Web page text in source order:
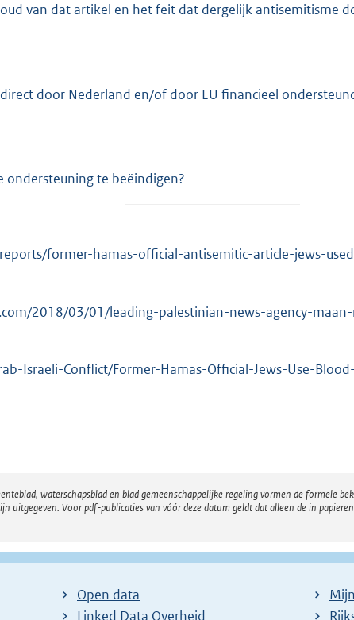
:
b
van dat artikel en het feit dat dergelijk antisemitisme
door Nederland en/of door EU financieel
ondersteuning te beëindigen?
former-hamas-official-antisemitic-article-jews-
2018/03/01/leading-palestinian-news-agency-
Israeli-Conflict/Former-Hamas-Official-Jews-Use-
waterschapsblad en blad gemeenschappelijke regeling vormen de formele
Voor pdf-publicaties van vóór deze datum geldt dat alleen de in
Open data
Linked Data Overheid
E